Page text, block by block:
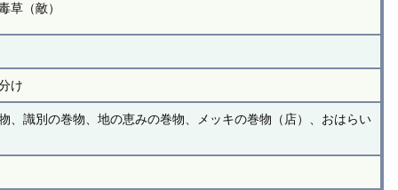
草（敵）
け
識別の巻物、地の恵みの巻物、メッキの巻物（店）、おはらい